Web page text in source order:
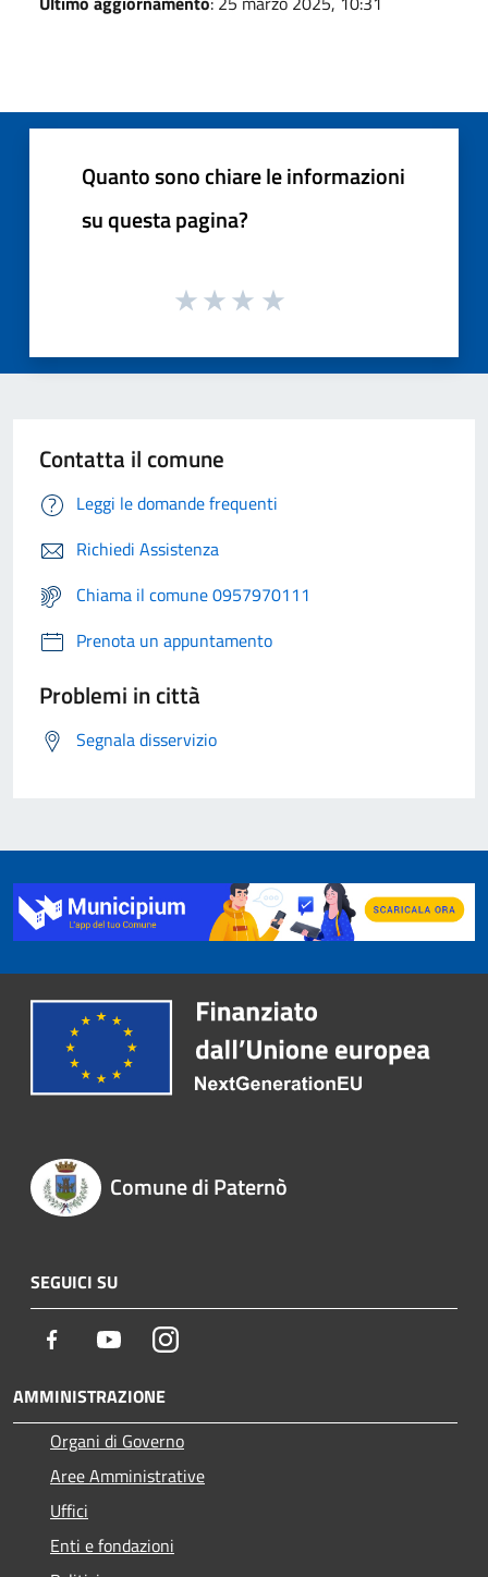
Quanto sono chiare le informazioni
su questa pagina?
Contatta il comune
Leggi le domande frequenti
Richiedi Assistenza
Chiama il comune 0957970111
Prenota un appuntamento
Problemi in città
Segnala disservizio
Comune di Paternò
SEGUICI SU
Facebook YoutubeInstagram
AMMINISTRAZIONE
Organi di Governo
Aree Amministrative
Uffici
Enti e fondazioni